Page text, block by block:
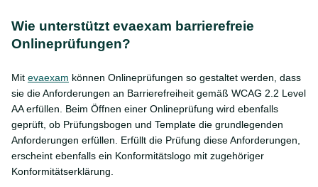
Wie unterstützt evaexam barrierefreie
Onlineprüfungen?
Mit evaexam können Onlineprüfungen so gestaltet werden, dass
sie die Anforderungen an Barrierefreiheit gemäß WCAG 2.2 Level
AA erfüllen. Beim Öffnen einer Onlineprüfung wird ebenfalls
geprüft, ob Prüfungsbogen und Template die grundlegenden
Anforderungen erfüllen. Erfüllt die Prüfung diese Anforderungen,
erscheint ebenfalls ein Konformitätslogo mit zugehöriger
Konformitätserklärung.